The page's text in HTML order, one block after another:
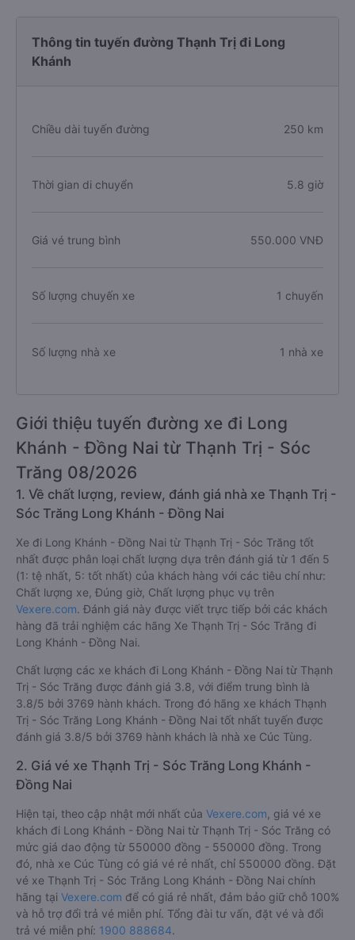
Thông tin tuyến đường Thạnh Trị đi Long
Khánh
Chiều dài tuyến đường 250 km
Thời gian di chuyển 5.8 giờ
Giá vé trung bình 550.000 VNĐ
Số lượng chuyến xe 1 chuyến
Số lượng nhà xe 1 nhà xe
Giới thiệu tuyến đường xe đi Long
Khánh - Đồng Nai từ Thạnh Trị - Sóc
Trăng 08/2026
1. Về chất lượng, review, đánh giá nhà xe Thạnh Trị -
Sóc Trăng Long Khánh - Đồng Nai
Xe đi Long Khánh - Đồng Nai từ Thạnh Trị - Sóc Trăng tốt
nhất được phân loại chất lượng dựa trên đánh giá từ 1 đến 5
(1: tệ nhất, 5: tốt nhất) của khách hàng với các tiêu chí như:
Chất lượng xe, Đúng giờ, Chất lượng phục vụ trên
Vexere.com. Đánh giá này được viết trực tiếp bởi các khách
hàng đã trải nghiệm các hãng Xe Thạnh Trị - Sóc Trăng đi
Long Khánh - Đồng Nai.
Chất lượng các xe khách đi Long Khánh - Đồng Nai từ Thạnh
Trị - Sóc Trăng được đánh giá 3.8, với điểm trung bình là
3.8/5 bởi 3769 hành khách. Trong đó hãng xe khách Thạnh
Trị - Sóc Trăng Long Khánh - Đồng Nai tốt nhất tuyến được
đánh giá 3.8/5 bởi 3769 hành khách là nhà xe Cúc Tùng.
2. Giá vé xe Thạnh Trị - Sóc Trăng Long Khánh -
Đồng Nai
Hiện tại, theo cập nhật mới nhất của Vexere.com , giá vé xe
khách đi Long Khánh - Đồng Nai từ Thạnh Trị - Sóc Trăng có
mức giá dao động từ 550000 đồng - 550000 đồng. Trong
đó, nhà xe Cúc Tùng có giá vé rẻ nhất, chỉ 550000 đồng. Đặt
vé xe Thạnh Trị - Sóc Trăng Long Khánh - Đồng Nai chính
hãng tại Vexere.com để có giá rẻ nhất, đảm bảo giữ chỗ 100%
và hỗ trợ đổi trả vé miễn phí. Tổng đài tư vấn, đặt vé và đổi
trả vé miễn phí: 1900 888684.